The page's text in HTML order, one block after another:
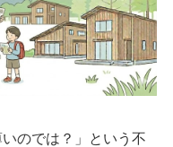
のでは？」という不